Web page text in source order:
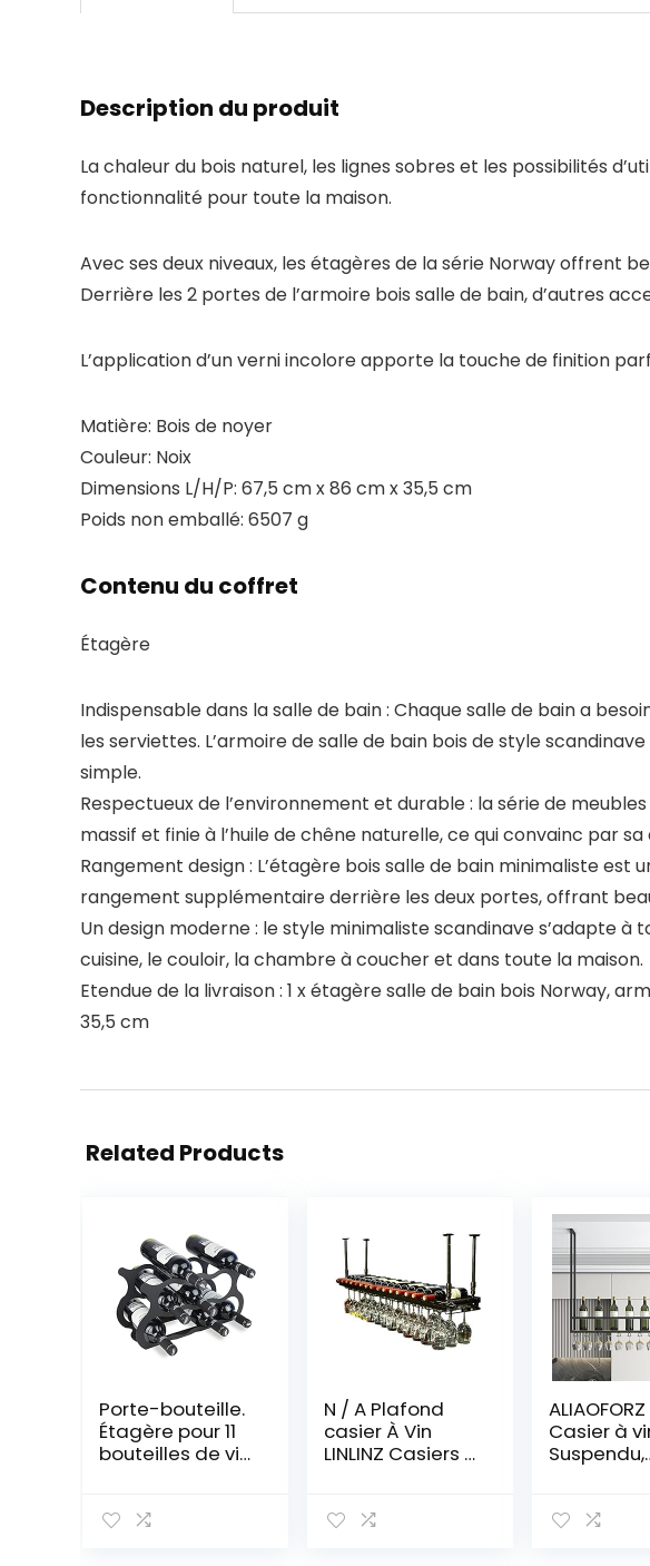
Description du produit
La chaleur du bois naturel, les lignes sobres et les possibilités
fonctionnalité pour toute la maison.
Avec ses deux niveaux, les étagères de la série Norway offrent
Derrière les 2 portes de l’armoire bois salle de bain, d’autres
L’application d’un verni incolore apporte la touche de finition
Matière: Bois de noyer
Couleur: Noix
Dimensions L/H/P: 67,5 cm x 86 cm x 35,5 cm
Poids non emballé: 6507 g
Contenu du coffret
Étagère
Indispensable dans la salle de bain : Chaque salle de bain a
les serviettes. L’armoire de salle de bain bois de style
simple.
Respectueux de l’environnement et durable : la série de
massif et finie à l’huile de chêne naturelle, ce qui convainc par
Rangement design : L’étagère bois salle de bain minimaliste
rangement supplémentaire derrière les deux portes, offrant
Un design moderne : le style minimaliste scandinave s’adapte
cuisine, le couloir, la chambre à coucher et dans toute la maison.
Etendue de la livraison : 1 x étagère salle de bain bois Norway,
35,5 cm
Related Products
Porte-bouteille.
Étagère pour 11
bouteilles de vin.
N / A Plafond
casier À Vin
LINLINZ Casiers À
Porte-Verres À
ALIAOFORZ
Casier à
Suspendu,
métal,